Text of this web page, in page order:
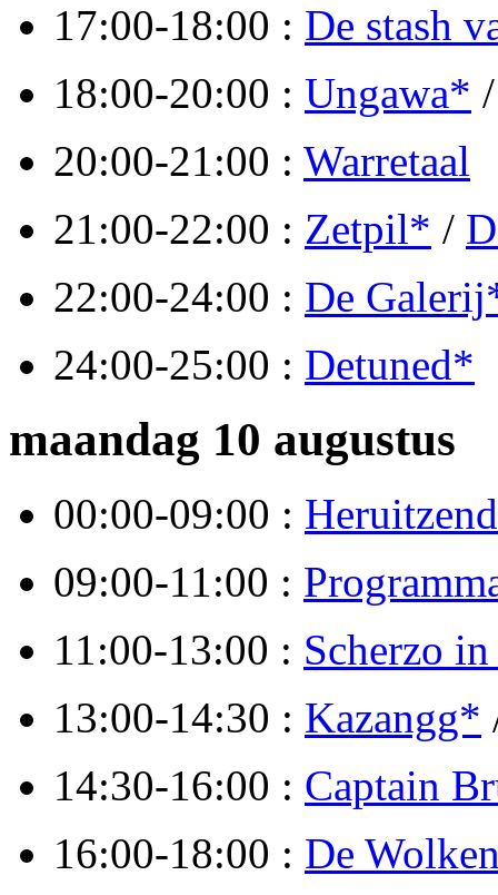
17:00-18:00 : De stash
18:00-20:00 : Ungawa*
20:00-21:00 : Warretaal
21:00-22:00 : Zetpil* /
22:00-24:00 : De
24:00-25:00 : Detuned*
maandag 10 augustus
00:00-09:00 :
09:00-11:00 :
11:00-13:00 : Scherzo
13:00-14:30 : Kazangg*
14:30-16:00 : Captain
16:00-18:00 : De